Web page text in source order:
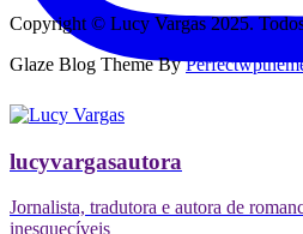
lucyvargasautora
Jornalista, tradutora e autora de
inesquecíveis
Copyright © Lucy Vargas 2025.
Glaze Blog Theme By